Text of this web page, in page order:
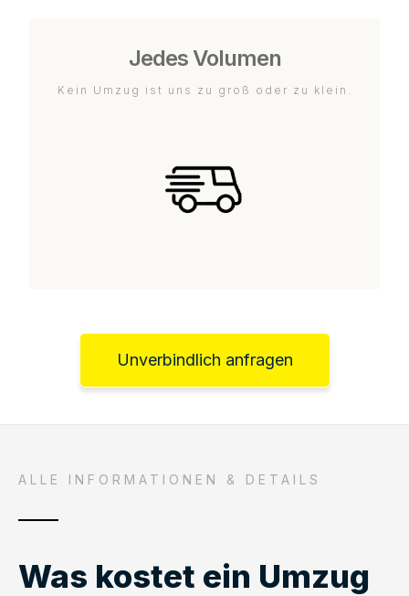
Jedes Volumen
Kein Umzug ist uns zu groß oder zu klein.
Unverbindlich anfragen
ALLE INFORMATIONEN & DETAILS
Was kostet ein Umzug